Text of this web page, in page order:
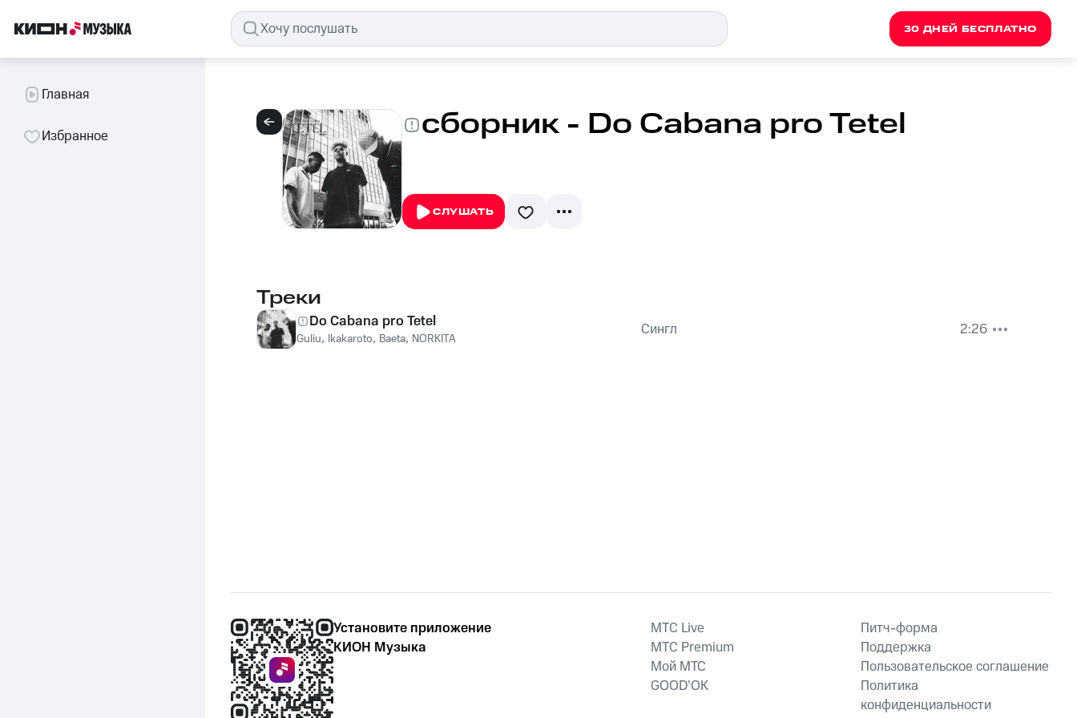
30 ДНЕЙ БЕСПЛАТНО
Главная
Избранное сборник - Do Cabana pro Tetel
СЛУШАТЬ
Треки
Do Cabana pro Tetel
Guliu, Ikakaroto, Baeta, NORKITA Сингл 2:26
Установите приложение
КИОН Музыка
MTС Live
MTС Premium
Мой МТС
GOOD’OK
Питч-форма
Поддержка
Пользовательское соглашение
Политика
конфиденциальности